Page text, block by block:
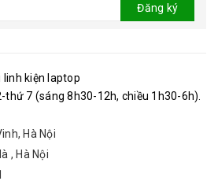
Đăng ký
linh kiện laptop
7 (sáng 8h30-12h, chiều 1h30-6h).
Hà Nội
, Hà Nội